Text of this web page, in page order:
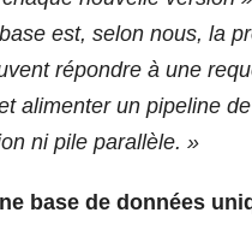
est, selon nous, la
répondre à une
alimenter un pipeline
ni pile parallèle. »
base de données